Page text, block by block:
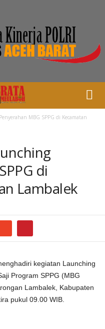
MBG SPPG di Kecamatan
di
Lambalek
kegiatan Launching
Program SPPG (MBG
Lambalek, Kabupaten
pukul 09.00 WIB.